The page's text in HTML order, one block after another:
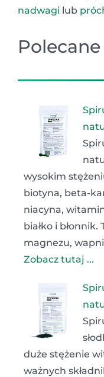
nadwagi lub
wysokim
biotyna, beta-
niacyna,
białko i błonnik.
magnezu,
Zobacz tutaj ...
duże stężenie
ważnych